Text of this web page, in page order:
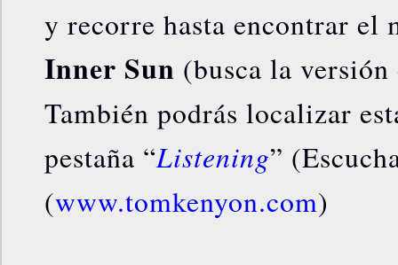
y recorre hasta encontrar el
Inner Sun (busca la
También podrás localizar
pestaña “Listening”
(www.tomkenyon.com)